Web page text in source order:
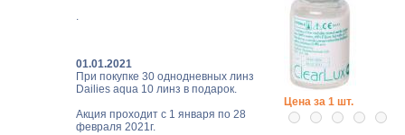
.
01.01.2021
При покупке 30 однодневных линз
Dailies aqua 10 линз в подарок.
Акция проходит с 1 января по 28
февраля 2021г.
Цена за 1 шт.